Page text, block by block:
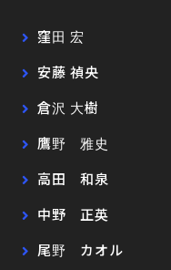
窪田 宏
安藤 禎央
倉沢 大樹
鷹野 雅史
高田 和泉
中野 正英
尾野 カオル